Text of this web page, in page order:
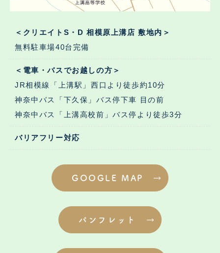
＜クリエイトS・D 相模原上溝店 敷地内＞
無料駐車場40台完備
＜電車・バスでお越しの方＞
JR相模線「上溝駅」西口より徒歩約10分
神奈中バス「下久保」バス停下車 目の前
神奈中バス「上溝高校前」バス停より徒歩3分
バリアフリー対応
GOOGLE MAP
パンフレット